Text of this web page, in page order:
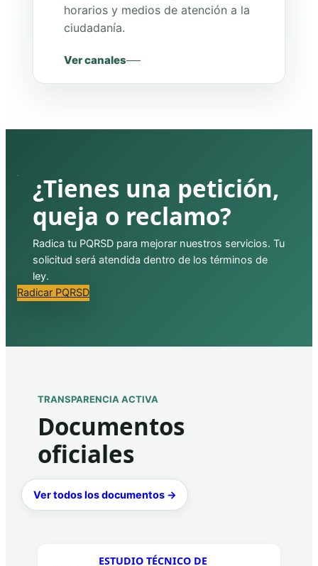
horarios y medios de atención a la
ciudadanía.
Ver canales
¿Tienes una petición,
queja o reclamo?
Radica tu PQRSD para mejorar nuestros servicios. Tu
solicitud será atendida dentro de los términos de
ley.
Radicar PQRSD
TRANSPARENCIA ACTIVA
Documentos
oficiales
Ver todos los documentos →
ESTUDIO TÉCNICO DE